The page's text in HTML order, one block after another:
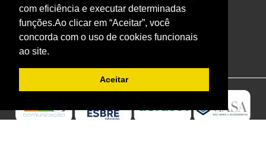
com eficiência e executar determinadas
funções.Ao clicar em “Aceitar”, você
concorda com o uso de cookies funcionais
ao site.
Aceitar
Acompanhe o BARESSP